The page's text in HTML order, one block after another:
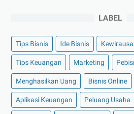
LABEL
Tips Bisnis Ide Bisnis
Tips Keuangan Marketing
Menghasilkan Uang Bisnis Online
Aplikasi Keuangan Peluang Usaha